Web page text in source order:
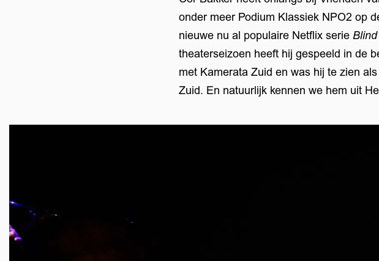
onder meer Podium Klassiek NPO2 op
nieuwe nu al populaire Netflix serie
theaterseizoen heeft hij gespeeld in de
met Kamerata Zuid en was hij te zien
Zuid. En natuurlijk kennen we hem uit